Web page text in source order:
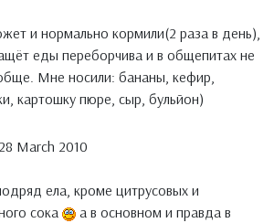
и нормально кормили(2 раза в день),
еды переборчива и в общепитах не
Мне носили: бананы, кефир,
картошку пюре, сыр, бульйон)
March 2010
ела, кроме цитрусовых и
сока
а в основном и правда в